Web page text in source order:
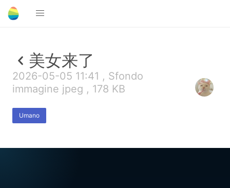
美女来了
2026-05-05 11:41 , Sfondo
immagine jpeg , 178 KB
Umano